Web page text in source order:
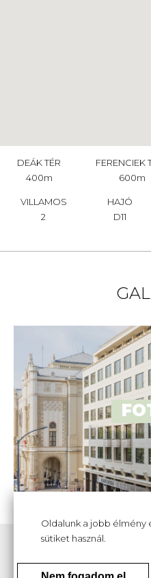
DEÁK TÉR
400m
FERENCIEK
600m
VILLAMOS
2
HAJÓ
D11
További kérdésekkel kérjük
Oldalunk a jobb élmény
sütiket használ.